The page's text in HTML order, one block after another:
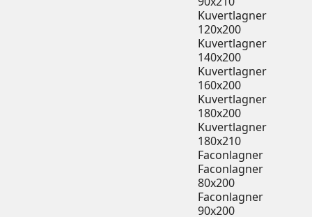
Kuvertlagner
120x200
Kuvertlagner
140x200
Kuvertlagner
160x200
Kuvertlagner
180x200
Kuvertlagner
180x210
Faconlagner
Faconlagner
80x200
Faconlagner
90x200